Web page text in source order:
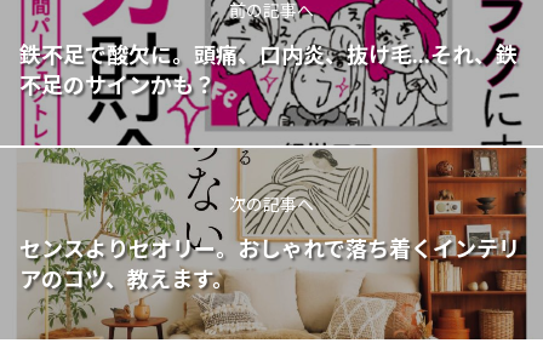
前の記事へ
鉄不足で酸欠に。頭痛、口内炎、抜け毛...それ、鉄
不足のサインかも？
次の記事へ
センスよりセオリー。おしゃれで落ち着くインテリ
アのコツ、教えます。